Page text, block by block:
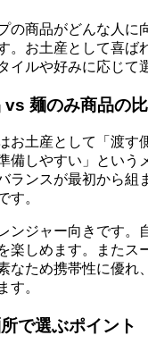
の商品がどんな人に
。お土産として喜ば
イルや好みに応じて
vs 麺のみ商品の
お土産として「渡す
備しやすい」という
ランスが最初から組
す。
ンジャー向きです。
楽しめます。またス
なため携帯性に優れ
す。
で選ぶポイント